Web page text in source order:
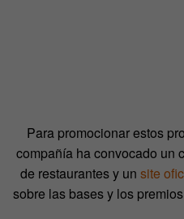
Para promocionar estos
compañía ha convocado un
de restaurantes y un site
sobre las bases y los